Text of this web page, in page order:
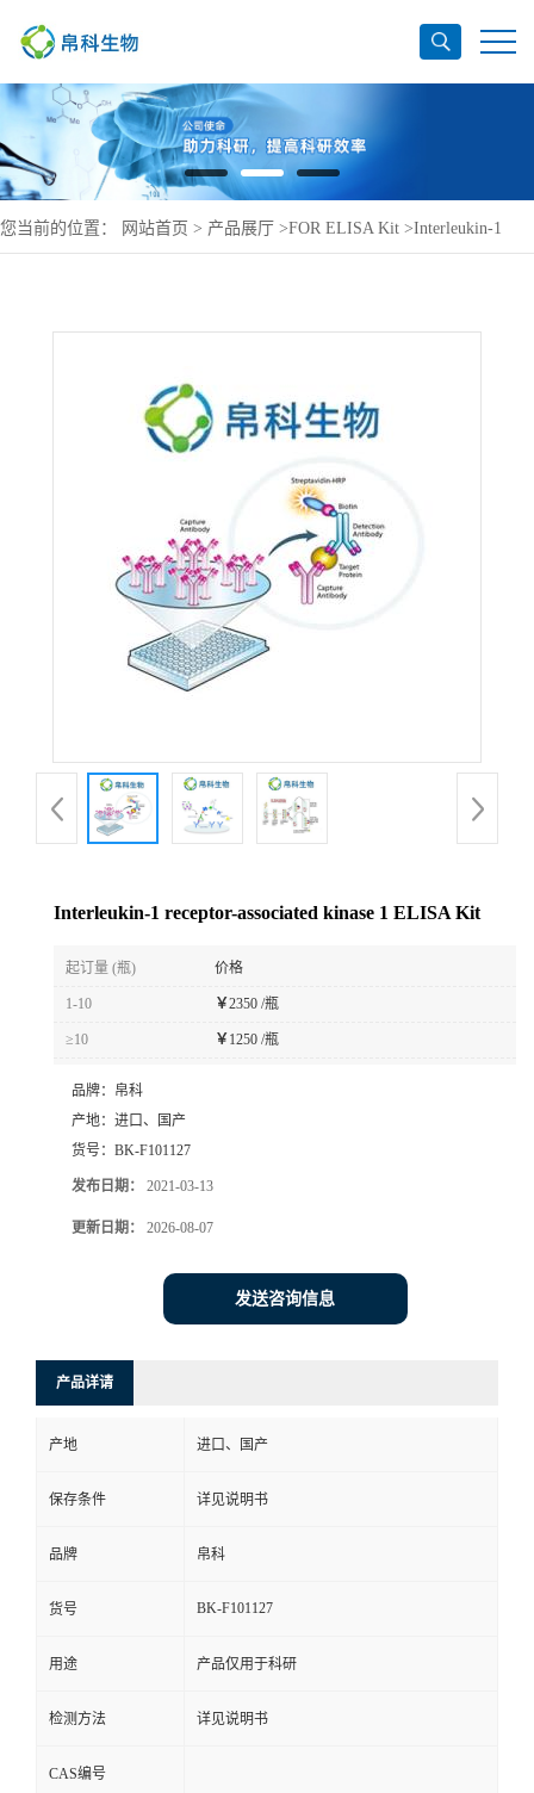
您当前的位置： 网站首页 > 产品展厅 >FOR ELISA Kit >Interleukin-1
Interleukin-1 receptor-associated kinase 1 ELISA Kit
起订量 (瓶) 价格
1-10 ￥2350 /瓶
≥10 ￥ 1250 /瓶
品牌： 帛科
产地： 进口、国产
货号： BK-F101127
发布日期： 2021-03-13
更新日期： 2026-08-07
发送咨询信息
产品详请
产地 进口、国产
保存条件 详见说明书
品牌 帛科
货号 BK-F101127
用途 产品仅用于科研
检测方法 详见说明书
CAS编号